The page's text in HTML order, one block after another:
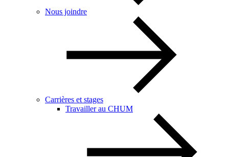
Nous joindre
Carrières et stages
Travailler au CHUM